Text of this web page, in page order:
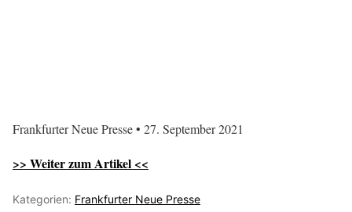
Frankfurter Neue Presse • 27. September 2021
>> Weiter zum Artikel <<
Kategorien: Frankfurter Neue Presse